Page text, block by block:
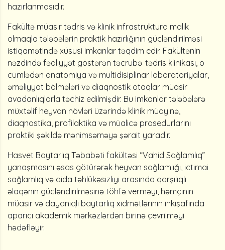
hazırlanmasıdır.
Fakültə müasir tədris və klinik infrastruktura malik
olmaqla tələbələrin praktik hazırlığının gücləndirilməsi
istiqamətində xüsusi imkanlar təqdim edir. Fakültənin
nəzdində fəaliyyət göstərən təcrübə-tədris klinikası, o
cümlədən anatomiya və multidisiplinar laboratoriyalar,
əməliyyat bölmələri və diaqnostik otaqlar müasir
avadanlıqlarla təchiz edilmişdir. Bu imkanlar tələbələrə
müxtəlif heyvan növləri üzərində klinik müayinə,
diaqnostika, profilaktika və müalicə prosedurlarını
praktiki şəkildə mənimsəməyə şərait yaradır.
Hasvet Baytarlıq Təbabəti fakültəsi “Vahid Sağlamlıq”
yanaşmasını əsas götürərək heyvan sağlamlığı, ictimai
sağlamlıq və qida təhlükəsizliyi arasında qarşılıqlı
əlaqənin gücləndirilməsinə töhfə verməyi, həmçinin
müasir və dayanıqlı baytarlıq xidmətlərinin inkişafında
aparıcı akademik mərkəzlərdən birinə çevrilməyi
hədəfləyir.